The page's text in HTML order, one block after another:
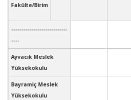
Fakülte/Birim
----------------------------
----
Ayvacık Meslek
Yüksekokulu
Bayramiç Meslek
Yüksekokulu